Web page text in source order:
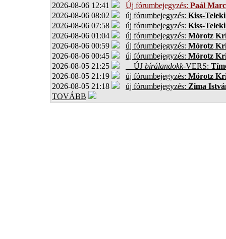
2026-08-06 12:41
Új fórumbejegyzés: Paál
2026-08-06 08:02
új fórumbejegyzés: Kiss-
2026-08-06 07:58
új fórumbejegyzés: Kiss-
2026-08-06 01:04
új fórumbejegyzés: Mórotz
2026-08-06 00:59
új fórumbejegyzés: Mórotz
2026-08-06 00:45
új fórumbejegyzés: Mórotz
2026-08-05 21:25
ÚJ bírálandokk-VERS:
2026-08-05 21:19
új fórumbejegyzés: Mórotz
2026-08-05 21:18
új fórumbejegyzés: Zima
TOVÁBB